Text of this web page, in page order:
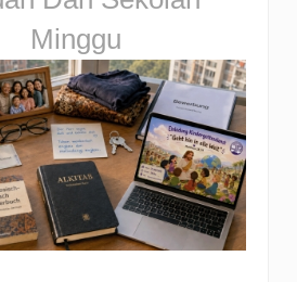
Minggu